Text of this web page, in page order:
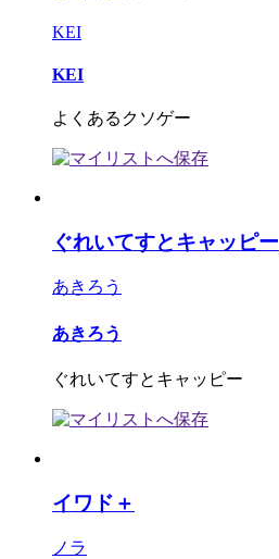
KEI
KEI
よくあるクソゲー
ぐれいてすとキャッピー
あきろう
あきろう
ぐれいてすとキャッピー
イワド＋
ノラ